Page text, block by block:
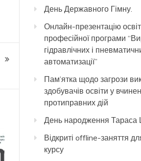
День Державного Гімну.
Онлайн-презентацію
професійної програми
гідравлічних і
автоматизації”
Пам’ятка щодо загрози
здобувачів освіти у
протиправних дій
День народження Тараса
Відкриті offline-заняття для
курсу